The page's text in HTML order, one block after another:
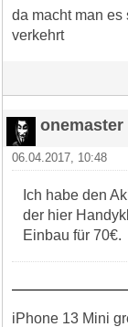
da macht man es
verkehrt
onemaster
06.04.2017, 10:48
Ich habe den
der hier
Einbau für 70€.
iPhone 13 Mini